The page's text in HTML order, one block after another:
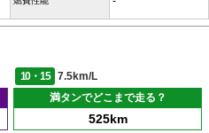
10・15
7.5km/L
満タンでどこまで走る？
525km